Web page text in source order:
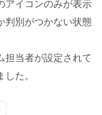
アイコンのみが表示
判別がつかない状態
担当者が設定されて
た。